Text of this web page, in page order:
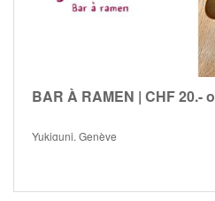
BAR À RAMEN | CHF 20.-
Yukiguni, Genève